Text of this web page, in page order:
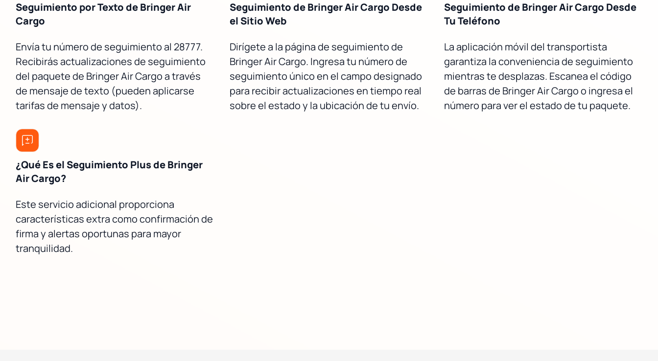
Seguimiento por Texto de Bringer Air
Cargo
Envía tu número de seguimiento al 28777.
Recibirás actualizaciones de seguimiento
del paquete de Bringer Air Cargo a través
de mensaje de texto (pueden aplicarse
tarifas de mensaje y datos).
Seguimiento de Bringer Air Cargo Desde
el Sitio Web
Dirígete a la página de seguimiento de
Bringer Air Cargo. Ingresa tu número de
seguimiento único en el campo designado
para recibir actualizaciones en tiempo real
sobre el estado y la ubicación de tu envío.
Seguimiento de Bringer Air Cargo Desde
Tu Teléfono
La aplicación móvil del transportista
garantiza la conveniencia de seguimiento
mientras te desplazas. Escanea el código
de barras de Bringer Air Cargo o ingresa el
número para ver el estado de tu paquete.
¿Qué Es el Seguimiento Plus de Bringer
Air Cargo?
Este servicio adicional proporciona
características extra como confirmación de
firma y alertas oportunas para mayor
tranquilidad.